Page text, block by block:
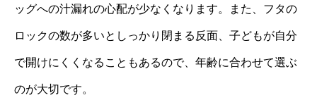
ッグへの汁漏れの心配が少なくなります。また、フタの
ロックの数が多いとしっかり閉まる反面、子どもが自分
で開けにくくなることもあるので、年齢に合わせて選ぶ
のが大切です。